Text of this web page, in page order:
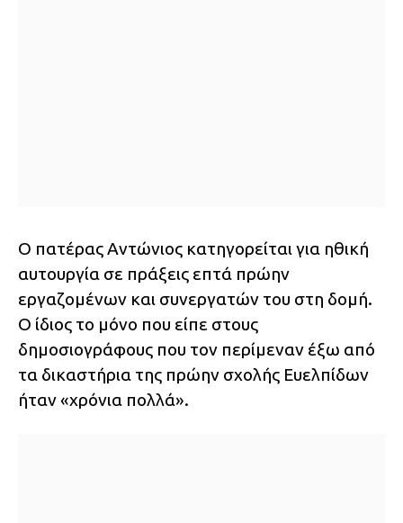
Ο πατέρας Αντώνιος κατηγορείται για ηθική
αυτουργία σε πράξεις επτά πρώην
εργαζομένων και συνεργατών του στη δομή.
Ο ίδιος το μόνο που είπε στους
δημοσιογράφους που τον περίμεναν έξω από
τα δικαστήρια της πρώην σχολής Ευελπίδων
ήταν «χρόνια πολλά».